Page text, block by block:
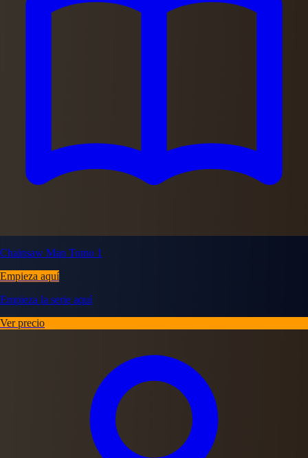
Chainsaw Man Tomo 1
Empieza aquí
Empieza la serie aquí
Ver precio